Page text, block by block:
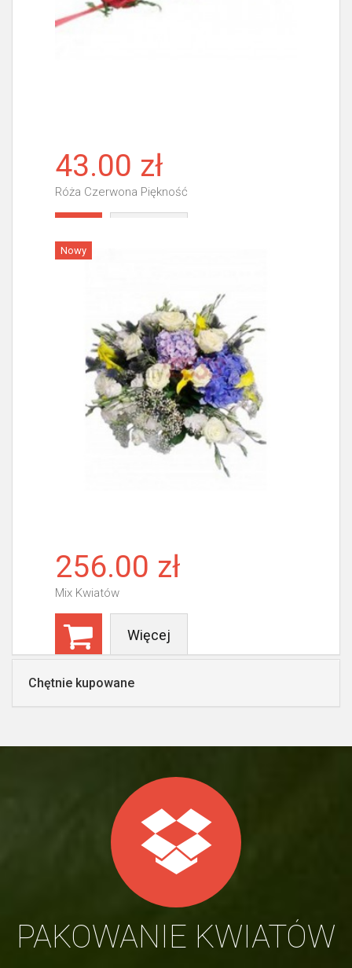
43.00 zł
Róża Czerwona Piękność
Nowy
256.00 zł
Mix Kwiatów
Więcej
Chętnie kupowane
PAKOWANIE KWIATÓW